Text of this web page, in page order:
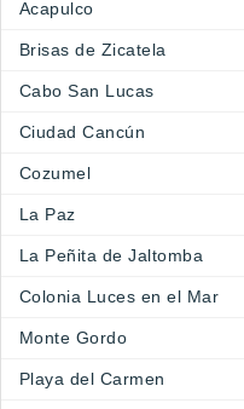
Acapulco
Brisas de Zicatela
Cabo San Lucas
Ciudad Cancún
Cozumel
La Paz
La Peñita de Jaltomba
Colonia Luces en el Mar
Monte Gordo
Playa del Carmen